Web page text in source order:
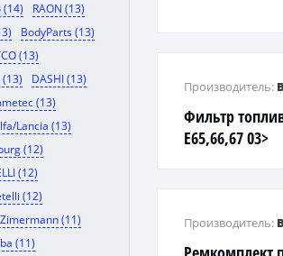
(14)
RAON (13)
BodyParts (13)
(13)
DASHI (13)
(13)
Lancia (13)
(12)
(12)
(12)
(11)
(11)
Фильтр
Е65,66,67 03>
Производитель:
Производитель: